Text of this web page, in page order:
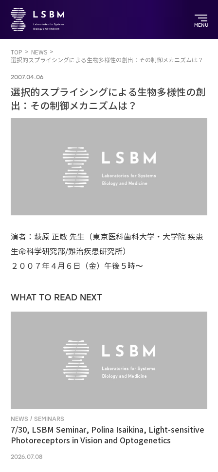
MENU
TOP
NEWS
選択的スプライシングによる生物多様性の創出：その制御メカニズムは？
2007.04.06
選択的スプライシングによる生物多様性の創
出：その制御メカニズムは？
演者：萩原 正敏 先生（東京医科歯科大学・大学院 疾患
生命科学研究部/難治疾患研究所）
２００７年４月６日（金）午後５時〜
WHAT TO READ NEXT
NEWS / SEMINARS
7/30, LSBM Seminar, Polina Isaikina, Light-sensitive
Photoreceptors in Vision and Optogenetics
2026.07.08